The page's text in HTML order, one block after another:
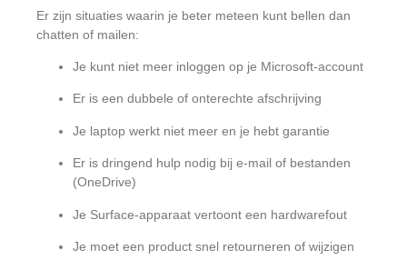
Er zijn situaties waarin je beter meteen kunt bellen dan
chatten of mailen:
Je kunt niet meer inloggen op je Microsoft-account
Er is een dubbele of onterechte afschrijving
Je laptop werkt niet meer en je hebt garantie
Er is dringend hulp nodig bij e-mail of bestanden
(OneDrive)
Je Surface-apparaat vertoont een hardwarefout
Je moet een product snel retourneren of wijzigen